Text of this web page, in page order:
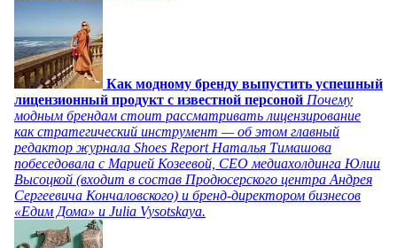
Как модному бренду выпустить успешный
лицензионный продукт с известной персоной Почему
модным брендам стоит рассматривать лицензирование
как стратегический инструмент — об этом главный
редактор журнала Shoes Report Наталья Тимашова
побеседовала с Марией Козеевой, СЕО медиахолдинга Юлии
Высоцкой (входит в состав Продюсерского центра Андрея
Сергеевича Кончаловского) и бренд-директором бизнесов
«Едим Дома» и Julia Vysotskaya.